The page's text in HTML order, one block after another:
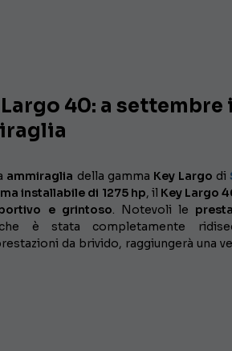
40: a settembre
ammiraglia della gamma Key Largo di
installabile di 1275 hp, il Key Largo
e grintoso. Notevoli le
è stata completamente
da brivido, raggiungerà una